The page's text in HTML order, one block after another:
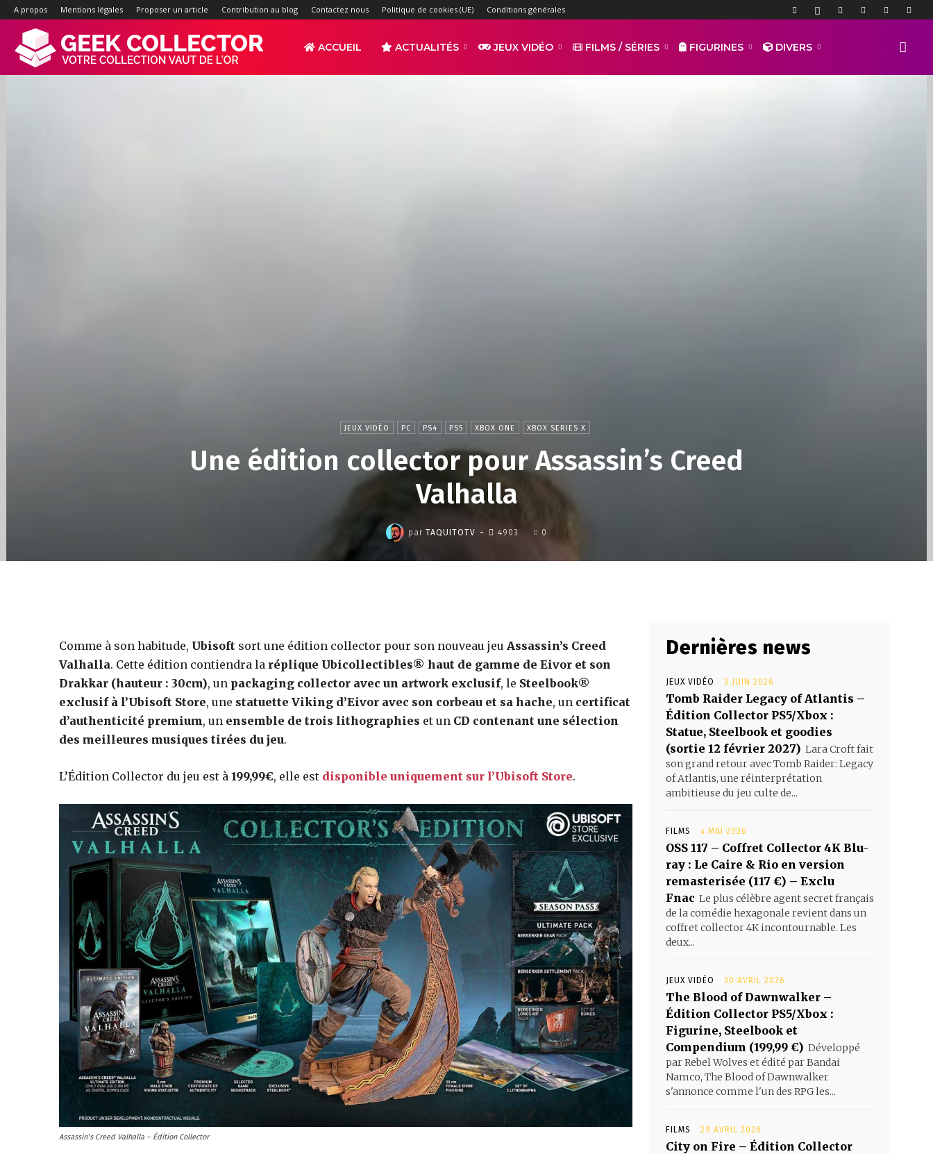
A propos Mentions légales Proposer un article Contribution au blog Contactez nous Politique de cookies (UE) Conditions générales
jeux
vidéo,
films,
série
tv,
figurines,
statuettes
ACCUEIL ACTUALITÉS JEUX VIDÉO FILMS / SÉRIES FIGURINES DIVERS
JEUX VIDÉO PC PS4 PS5 XBOX ONE XBOX SERIES X
Une édition collector pour Assassin’s Creed
Valhalla
par TAQUITOTV - 4903 0
Comme à son habitude, Ubisoft sort une édition collector pour son nouveau jeu Assassin’s Creed
Valhalla. Cette édition contiendra la réplique Ubicollectibles® haut de gamme de Eivor et son
Drakkar (hauteur : 30cm), un packaging collector avec un artwork exclusif, le Steelbook®
exclusif à l’Ubisoft Store, une statuette Viking d’Eivor avec son corbeau et sa hache, un certificat
d’authenticité premium, un ensemble de trois lithographies et un CD contenant une sélection
des meilleures musiques tirées du jeu.
L’Édition Collector du jeu est à 199,99€, elle est disponible uniquement sur l’Ubisoft Store.
Assassin’s Creed Valhalla – Édition Collector
Dernières news
JEUX VIDÉO 3 JUIN 2026
Tomb Raider Legacy of Atlantis –
Édition Collector PS5/Xbox :
Statue, Steelbook et goodies
(sortie 12 février 2027) Lara Croft fait
son grand retour avec Tomb Raider: Legacy
of Atlantis, une réinterprétation
ambitieuse du jeu culte de...
FILMS 4 MAI 2026
OSS 117 – Coffret Collector 4K Blu-
ray : Le Caire & Rio en version
remasterisée (117 €) – Exclu
Fnac Le plus célèbre agent secret français
de la comédie hexagonale revient dans un
coffret collector 4K incontournable. Les
deux...
JEUX VIDÉO 30 AVRIL 2026
The Blood of Dawnwalker –
Édition Collector PS5/Xbox :
Figurine, Steelbook et
Compendium (199,99 €) Développé
par Rebel Wolves et édité par Bandai
Namco, The Blood of Dawnwalker
s'annonce comme l'un des RPG les...
FILMS 29 AVRIL 2026
City on Fire – Édition Collector